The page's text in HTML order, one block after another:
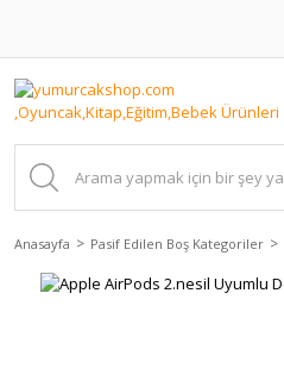
Anasayfa Pasif Edilen Boş Kategoriler